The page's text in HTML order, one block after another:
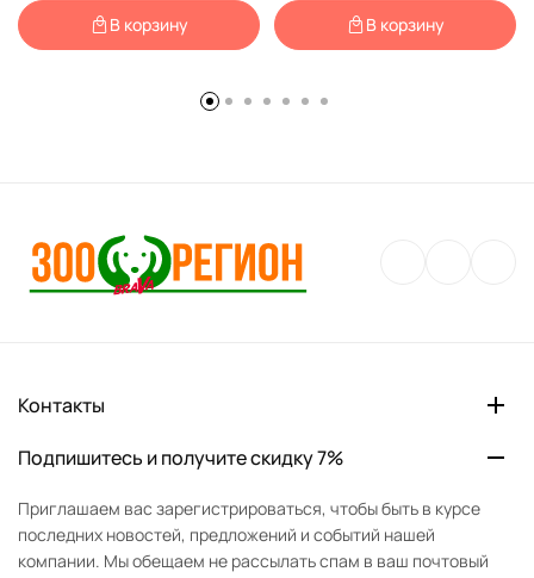
В корзину В корзину
Контакты
Подпишитесь и получите скидку 7%
Приглашаем вас зарегистрироваться, чтобы быть в курсе
последних новостей, предложений и событий нашей
компании. Мы обещаем не рассылать спам в ваш почтовый